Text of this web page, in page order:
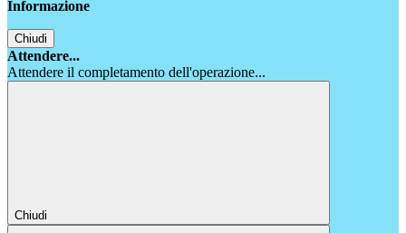
Informazione
Chiudi
Attendere...
Attendere il completamento dell'operazione...
Chiudi